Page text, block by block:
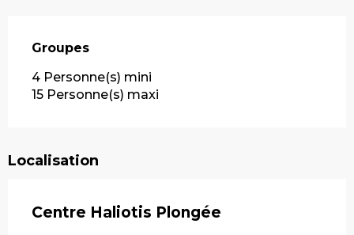
Groupes
Groupes
4 Personne(s) mini
15 Personne(s) maxi
Localisation
Centre Haliotis Plongée